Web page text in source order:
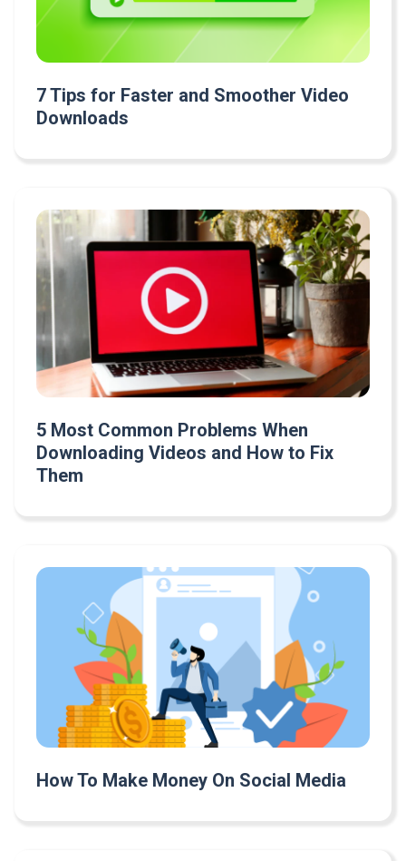
7 Tips for Faster and Smoother Video
Downloads
5 Most Common Problems When
Downloading Videos and How to Fix
Them
How To Make Money On Social Media